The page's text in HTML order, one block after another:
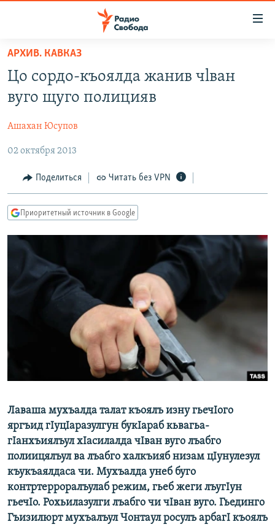
упрощенного
доступа
основному
Вернутся
главной
навигации
Вернутся
поиску
ПОДКАСТЫ
АВТОРСКИЕ ПРОЕКТЫ
ЦИТАТЫ СВОБОДЫ
МНЕНИЯ
КУЛЬТУРА
IDEL.РЕАЛИИ
КАВКАЗ.РЕАЛИИ
СЕВЕР.РЕАЛИИ
СИБИРЬ.РЕАЛИИ
РАСПИСАНИЕ ВЕЩАНИЯ
ПОДПИШИТЕСЬ НА РАССЫЛКУ
СОЦИАЛЬНЫЕ СЕТИ
Все сайты РСЕ/РС
АРХИВ. КАВКАЗ
Цо сордо-къоялда жанив чlван
вуго щуго полицияв
Ашахан Юсупов
02 октября 2013
Поделиться Читать без VPN
Приоритетный источник в Google
Лаваша мухъалда талат къоялъ изну гьечIого
яргъид гIуцIаразулгун букIараб кьвагьа-
гIанхъиялъул хIасилалда чIван вуго лъабго
полиицялъул ва лъабго халкъияб низам цIунулезул
къукъаялдаса чи. Мухъалда унеб буго
контртерроралъулаб режим, гьеб жеги лъугIун
гьечIо. Рохьилазулги лъабго чи чIван вуго. Гьединго
Гъизилюрт мухъалъул Чонтаул росулъ арбагI къоялъ